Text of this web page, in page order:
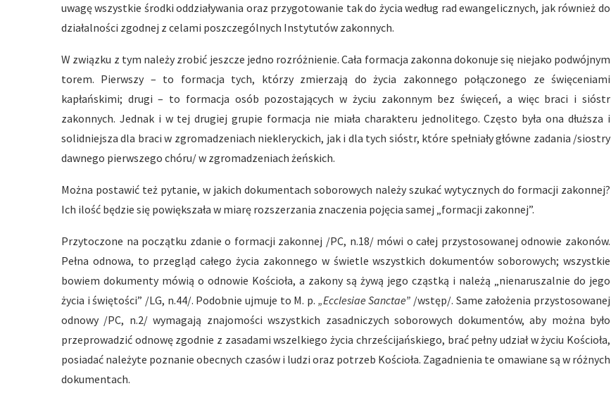
uwagę wszystkie środki oddziaływania oraz przygotowanie tak do życia według rad ewangelicznych, jak również do
działalności zgodnej z celami poszczególnych Instytutów zakonnych.
W związku z tym należy zrobić jeszcze jedno rozróżnienie. Cała formacja zakonna dokonuje się niejako podwójnym
torem. Pierwszy – to formacja tych, którzy zmierzają do życia zakonnego połączonego ze święceniami
kapłańskimi; drugi – to formacja osób pozostających w życiu zakonnym bez święceń, a więc braci i sióstr
zakonnych. Jednak i w tej drugiej grupie formacja nie miała charakteru jednolitego. Często była ona dłuższa i
solidniejsza dla braci w zgromadzeniach niekleryckich, jak i dla tych sióstr, które spełniały główne zadania /siostry
dawnego pierwszego chóru/ w zgromadzeniach żeńskich.
Można postawić też pytanie, w jakich dokumentach soborowych należy szukać wytycznych do formacji zakonnej?
Ich ilość będzie się powiększała w miarę rozszerzania znaczenia pojęcia samej „formacji zakonnej”.
Przytoczone na początku zdanie o formacji zakonnej /PC, n.18/ mówi o całej przystosowanej odnowie zakonów.
Pełna odnowa, to przegląd całego życia zakonnego w świetle wszystkich dokumentów soborowych; wszystkie
bowiem dokumenty mówią o odnowie Kościoła, a zakony są żywą jego cząstką i należą „nienaruszalnie do jego
życia i świętości” /LG, n.44/. Podobnie ujmuje to M. p. „Ecclesiae Sanctae” /wstęp/. Same założenia przystosowanej
odnowy /PC, n.2/ wymagają znajomości wszystkich zasadniczych soborowych dokumentów, aby można było
przeprowadzić odnowę zgodnie z zasadami wszelkiego życia chrześcijańskiego, brać pełny udział w życiu Kościoła,
posiadać należyte poznanie obecnych czasów i ludzi oraz potrzeb Kościoła. Zagadnienia te omawiane są w różnych
dokumentach.